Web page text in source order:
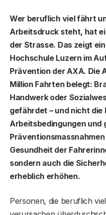
Wer beruflich viel fährt
Arbeitsdruck steht, hat
der Strasse. Das zeigt
Hochschule Luzern im
Prävention der AXA. Die
Million Fahrten belegt:
Handwerk oder
gefährdet – und nicht
Arbeitsbedingungen und
Gesundheit der
sondern auch die
erheblich erhöhen.
Personen, die beruflich